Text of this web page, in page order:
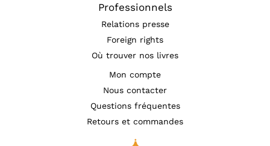
Professionnels
Relations presse
Foreign rights
Où trouver nos livres
Mon compte
Nous contacter
Questions fréquentes
Retours et commandes